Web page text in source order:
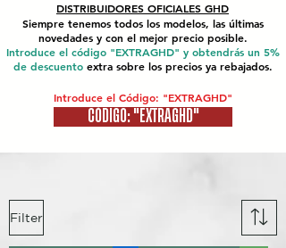
DISTRIBUIDORES OFICIALES GHD
Siempre tenemos todos los modelos, las últimas
novedades y con el mejor precio posible.
Introduce el código "EXTRAGHD" y obtendrás un 5%
de descuento extra sobre los precios ya rebajados.
Introduce el Código: "EXTRAGHD"
CÓDIGO: "EXTRAGHD"
Filter